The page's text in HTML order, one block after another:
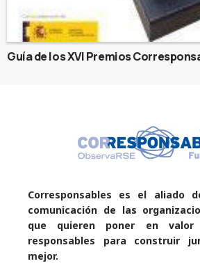
Guía de los XVI Premios
Corresponsables es el aliado
comunicación de las
que quieren poner en valor
responsables para construir
mejor.